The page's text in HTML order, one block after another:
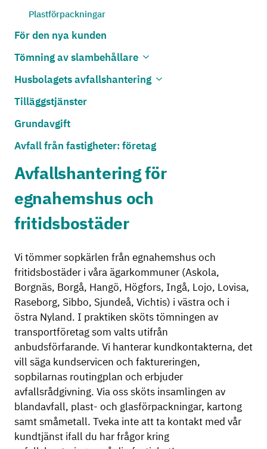
Plastförpackningar
För den nya kunden
Tömning av slambehållare
Husbolagets avfallshantering
Tilläggstjänster
Grundavgift
Avfall från fastigheter: företag
Avfallshantering för
egnahemshus och
fritidsbostäder
Vi tömmer sopkärlen från egnahemshus och
fritidsbostäder i våra ägarkommuner (Askola,
Borgnäs, Borgå, Hangö, Högfors, Ingå, Lojo, Lovisa,
Raseborg, Sibbo, Sjundeå, Vichtis) i västra och i
östra Nyland. I praktiken sköts tömningen av
transportföretag som valts utifrån
anbudsförfarande. Vi hanterar kundkontakterna, det
vill säga kundservicen och faktureringen,
sopbilarnas routingplan och erbjuder
avfallsrådgivning. Via oss sköts insamlingen av
blandavfall, plast- och glasförpackningar, kartong
samt småmetall. Tveka inte att ta kontakt med vår
kundtjänst ifall du har frågor kring